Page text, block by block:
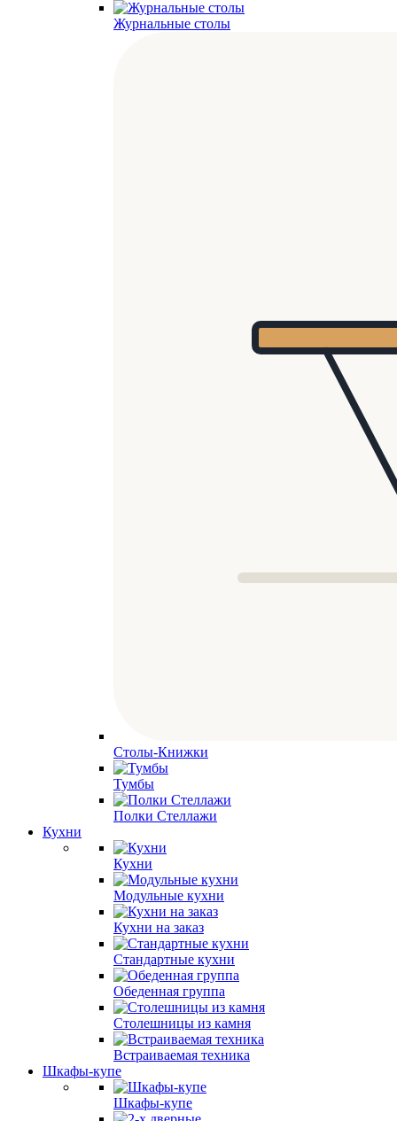
Журнальные столы
Столы-Книжки
Тумбы
Полки Стеллажи
Кухни
Кухни
Модульные кухни
Кухни на заказ
Стандартные кухни
Обеденная группа
Столешницы из камня
Встраиваемая техника
Шкафы-купе
Шкафы-купе